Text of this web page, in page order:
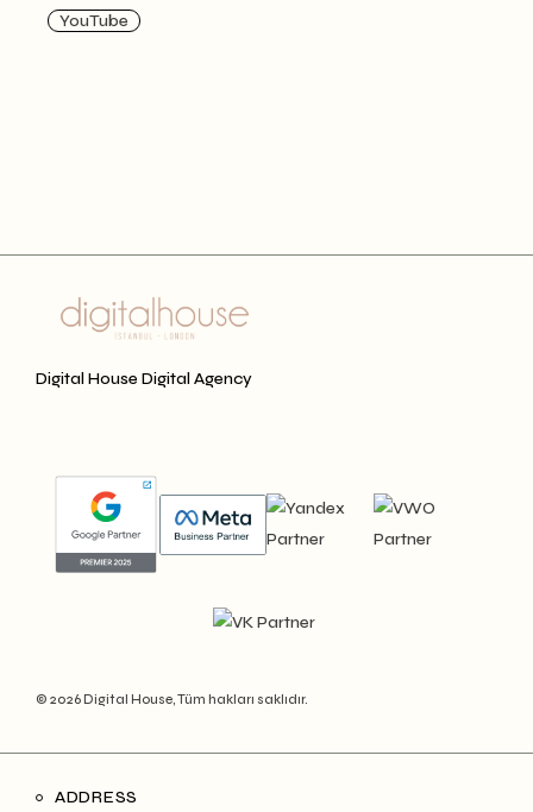
YouTube
Digital House Digital Agency
© 2026 Digital House, Tüm hakları saklıdır.
ADDRESS